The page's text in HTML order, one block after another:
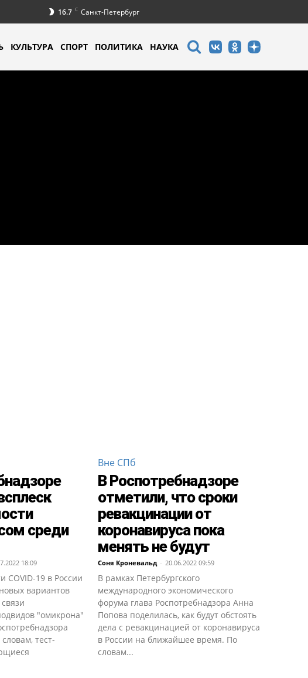
16.7 C Санкт-Петербург
КУЛЬТУРА СПОРТ ПОЛИТИКА НАУКА
среди
18:09
COVID-19 в России
вариантов
"омикрона"
тест-
Вне СПб
В Роспотребнадзоре
отметили, что сроки
ревакцинации от
коронавируса пока
менять не будут
Соня Кроневальд - 20.06.2022 09:59
В рамках Петербургского
международного экономического
форума глава Роспотребнадзора Анна
Попова поделилась, как будут обстоять
дела с ревакцинацией от коронавируса
в России на ближайшее время. По
словам...